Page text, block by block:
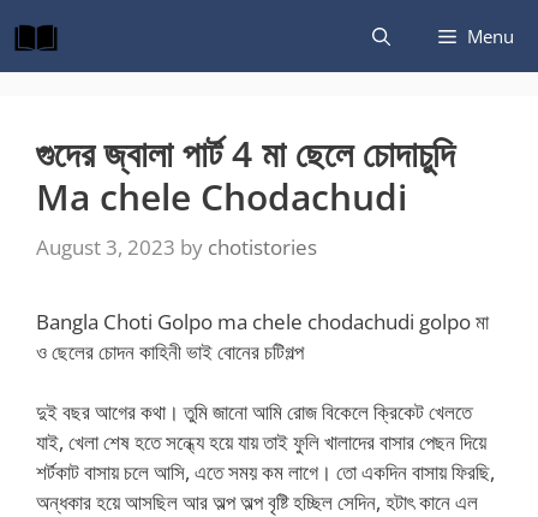
to
content
Menu
গুদের জ্বালা পার্ট 4 মা ছেলে চোদাচুদি
Ma chele Chodachudi
August 3, 2023 by chotistories
Bangla Choti Golpo ma chele chodachudi golpo মা
ও ছেলের চোদন কাহিনী ভাই বোনের চটিগল্প
দুই বছর আগের কথা। তুমি জানো আমি রোজ বিকেলে ক্রিকেট খেলতে
যাই, খেলা শেষ হতে সন্ধ্যে হয়ে যায় তাই ফুলি খালাদের বাসার পেছন দিয়ে
শর্টকাট বাসায় চলে আসি, এতে সময় কম লাগে। তো একদিন বাসায় ফিরছি,
অন্ধকার হয়ে আসছিল আর অল্প অল্প বৃষ্টি হচ্ছিল সেদিন, হটাৎ কানে এল